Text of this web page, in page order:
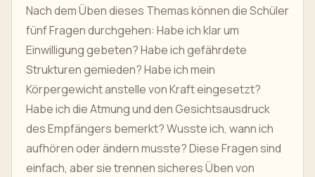
Nach dem Üben dieses Themas können die Schüler
fünf Fragen durchgehen: Habe ich klar um
Einwilligung gebeten? Habe ich gefährdete
Strukturen gemieden? Habe ich mein
Körpergewicht anstelle von Kraft eingesetzt?
Habe ich die Atmung und den Gesichtsausdruck
des Empfängers bemerkt? Wusste ich, wann ich
aufhören oder ändern musste? Diese Fragen sind
einfach, aber sie trennen sicheres Üben von